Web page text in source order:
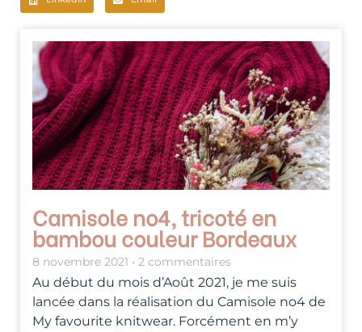
Camisole no4, tricoté en
bambou couleur Bordeaux
8 novembre 2021 2 commentaires
Au début du mois d’Août 2021, je me suis
lancée dans la réalisation du Camisole no4 de
My favourite knitwear. Forcément en m’y